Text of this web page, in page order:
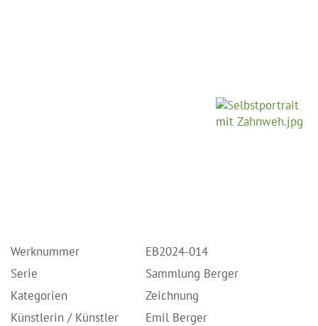
Werknummer
EB2024-014
Serie
Sammlung Berger
Kategorien
Zeichnung
Künstlerin / Künstler
Emil Berger